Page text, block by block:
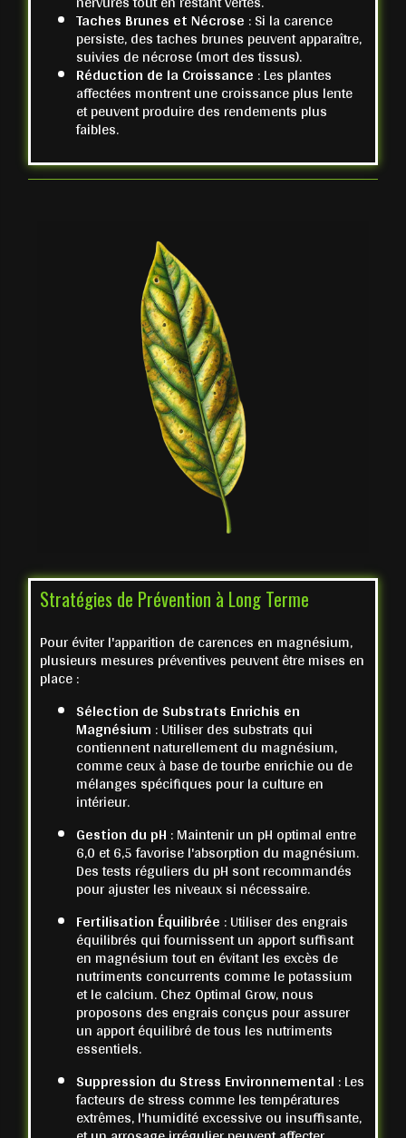
Taches Brunes et Nécrose : Si la carence
persiste, des taches brunes peuvent apparaître,
suivies de nécrose (mort des tissus).
Réduction de la Croissance : Les plantes
affectées montrent une croissance plus lente
et peuvent produire des rendements plus
faibles.
Stratégies de Prévention à Long Terme
Pour éviter l'apparition de carences en magnésium,
plusieurs mesures préventives peuvent être mises en
place :
Sélection de Substrats Enrichis en
Magnésium : Utiliser des substrats qui
contiennent naturellement du magnésium,
comme ceux à base de tourbe enrichie ou de
mélanges spécifiques pour la culture en
intérieur.
Gestion du pH : Maintenir un pH optimal entre
6,0 et 6,5 favorise l'absorption du magnésium.
Des tests réguliers du pH sont recommandés
pour ajuster les niveaux si nécessaire.
Fertilisation Équilibrée : Utiliser des engrais
équilibrés qui fournissent un apport suffisant
en magnésium tout en évitant les excès de
nutriments concurrents comme le potassium
et le calcium. Chez Optimal Grow, nous
proposons des engrais conçus pour assurer
un apport équilibré de tous les nutriments
essentiels.
Suppression du Stress Environnemental : Les
facteurs de stress comme les températures
extrêmes, l'humidité excessive ou insuffisante,